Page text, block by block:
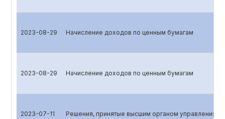
2023-08-29 Начисление доходов по ценным бумагам
2023-08-29 Начисление доходов по ценным бумагам
2023-07-11 Решения, принятые высшим органом управления